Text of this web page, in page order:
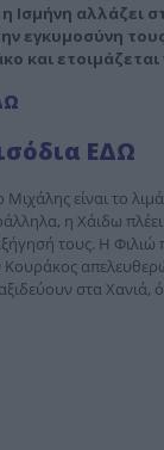
Ισμήνη αλλάζει
εγκυμοσύνη
και ετοιμάζεται
ΕΔΩ
Μιχάλης είναι το
η Χάιδω πλέει
τους. Η Φιλιώ
στα Χανιά,